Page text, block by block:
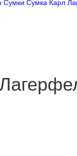
Сумки Сумка Карл